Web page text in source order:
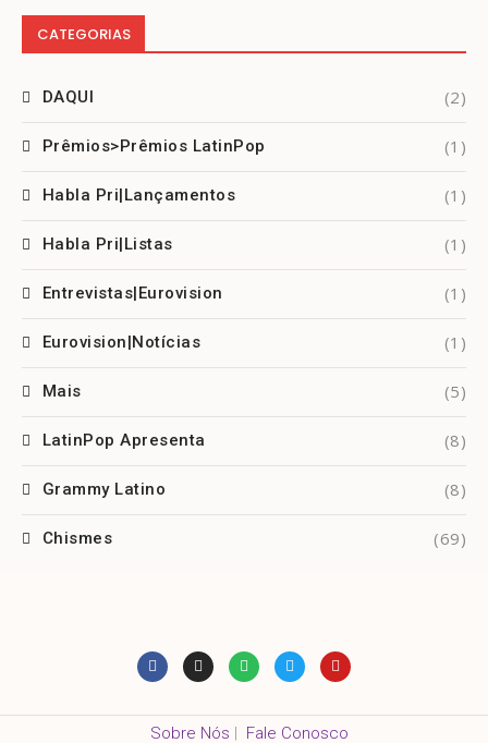
CATEGORIAS
DAQUI (2)
Prêmios>Prêmios LatinPop (1)
Habla Pri|Lançamentos (1)
Habla Pri|Listas (1)
Entrevistas|Eurovision (1)
Eurovision|Notícias (1)
Mais (5)
LatinPop Apresenta (8)
Grammy Latino (8)
Chismes (69)
Sobre Nós Fale Conosco